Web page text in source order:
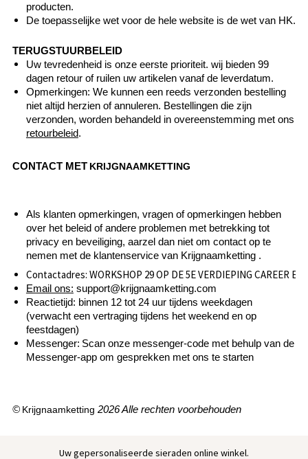
producten.
De toepasselijke wet voor de hele website is de wet van HK.
TERUGSTUURBELEID
Uw tevredenheid is onze eerste prioriteit. wij bieden 99
dagen retour of ruilen uw artikelen vanaf de leverdatum.
Opmerkingen: We kunnen een reeds verzonden bestelling
niet altijd herzien of annuleren. Bestellingen die zijn
verzonden, worden behandeld in overeenstemming met ons
retourbeleid.
CONTACT MET KRIJGNAAMKETTING
Als klanten opmerkingen, vragen of opmerkingen hebben
over het beleid of andere problemen met betrekking tot
privacy en beveiliging, aarzel dan niet om contact op te
nemen met de klantenservice van Krijgnaamketting .
Contactadres: WORKSHOP 29 OP DE 5E VERDIEPING CAREER
Email ons: support@krijgnaamketting.com
Reactietijd: binnen 12 tot 24 uur tijdens weekdagen
(verwacht een vertraging tijdens het weekend en op
feestdagen)
Messenger: Scan onze messenger-code met behulp van de
Messenger-app om gesprekken met ons te starten
© Krijgnaamketting 2026 Alle rechten voorbehouden
Uw gepersonaliseerde sieraden online winkel.